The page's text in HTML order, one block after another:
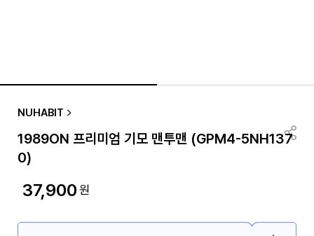
NUHABIT
1989ON 프리미엄 기모 맨투맨 (GPM4-5NH137
0)
37,900원